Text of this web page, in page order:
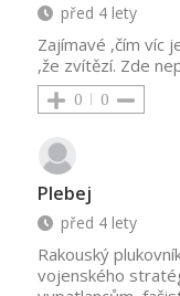
před 4 lety
Zajímavé ,čím víc
,že zvítězí. Zde
0 0
Plebej
před 4 lety
Rakouský
vojenského